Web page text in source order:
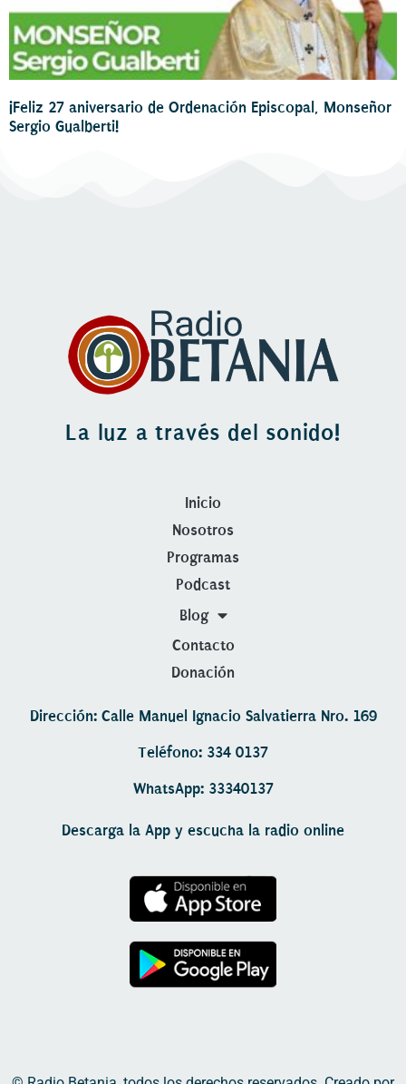
¡Feliz 27 aniversario de Ordenación Episcopal, Monseñor
Sergio Gualberti!
La luz a través del sonido!
Inicio
Nosotros
Programas
Podcast
Blog
Contacto
Donación
Dirección: Calle Manuel Ignacio Salvatierra Nro. 169
Teléfono: 334 0137
WhatsApp: 33340137
Descarga la App y escucha la radio online